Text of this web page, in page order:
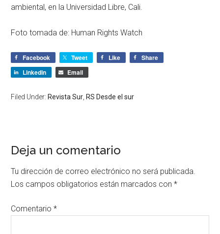
ambiental, en la Universidad Libre, Cali.
Foto tomada de: Human Rights Watch
Facebook Tweet Like
Share
LinkedIn
Email
Filed Under: Revista Sur, RS Desde el sur
Deja un comentario
Tu dirección de correo electrónico no será publicada.
Los campos obligatorios están marcados con*
Comentario*